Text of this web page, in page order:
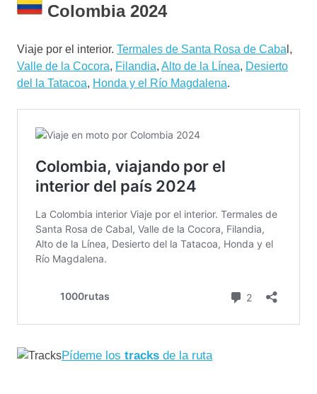
Colombia 2024
Viaje por el interior. Termales de Santa Rosa de Caba l,
Valle de la Cocora, Filandia, Alto de la Línea, Desierto
del la Tatacoa, Honda y el Río Magdalena.
Pídeme los tracks de la ruta